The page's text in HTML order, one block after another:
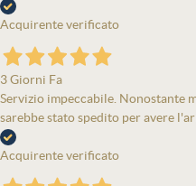
Acquirente verificato
3 Giorni Fa
Servizio impeccabile. Nonostante
sarebbe stato spedito per avere
Acquirente verificato